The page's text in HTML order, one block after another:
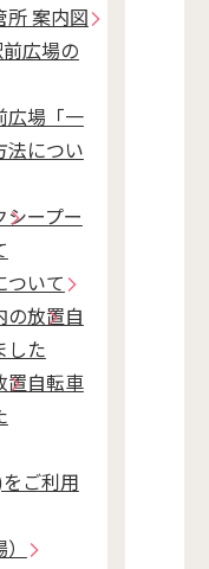
所 案内図
広場の
広場「一
法につい
ープー
ついて
の放置自
した
置自転車
ご利用